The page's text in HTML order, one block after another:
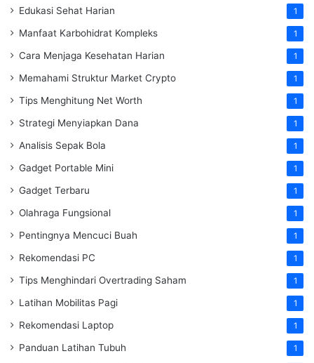
Edukasi Sehat Harian 1
Manfaat Karbohidrat Kompleks 1
Cara Menjaga Kesehatan Harian 1
Memahami Struktur Market Crypto 1
Tips Menghitung Net Worth 1
Strategi Menyiapkan Dana 1
Analisis Sepak Bola 1
Gadget Portable Mini 1
Gadget Terbaru 1
Olahraga Fungsional 1
Pentingnya Mencuci Buah 1
Rekomendasi PC 1
Tips Menghindari Overtrading Saham 1
Latihan Mobilitas Pagi 1
Rekomendasi Laptop 1
Panduan Latihan Tubuh 1